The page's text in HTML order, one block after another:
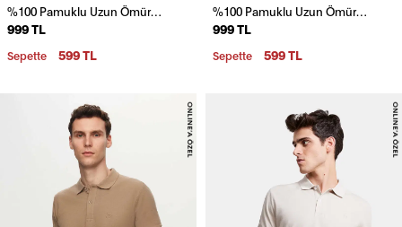
%100 Pamuklu Uzun Ömürlü
Kıvrılmaz Polo Yaka Nakışlı T-
Shirt
999 TL
Sepette 599 TL
%100 Pamuklu Uzun Ömürlü
Kıvrılmaz Polo Yaka Nakışlı T-
Shirt
999 TL
Sepette 599 TL